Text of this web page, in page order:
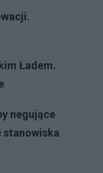
Ładem.
negujące
stanowiska